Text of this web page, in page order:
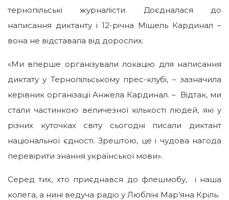
тернопільські журналісти. Доєдналася до
написання диктанту і 12-річна Мішель Кардинал –
вона не відставала від дорослих.
«Ми вперше організували локацію для написання
диктату у Тернопільському прес-клубі, – зазначила
керівник організації Анжела Кардинал. – Відтак, ми
стали частинкою величезної кількості людей, які у
різних куточках світу сьогодні писали диктант
національної єдності. Зрештою, це і чудова нагода
перевірити знання української мови».
Серед тих, хто приєднався до флешмобу, і наша
колега, а нині ведуча радіо у Любліні Мар’яна Кріль.